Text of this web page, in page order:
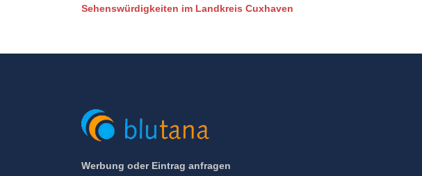
Sehenswürdigkeiten im Landkreis Cuxhaven
Werbung oder Eintrag anfragen